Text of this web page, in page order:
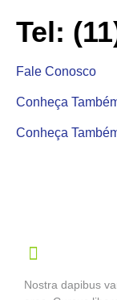
Tel:
Fale Conosco
Conheça
Conheça
Nostra dapibus